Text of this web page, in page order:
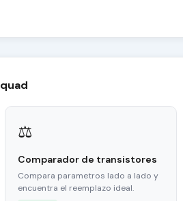
⚖
Comparador de transistores
Compara parametros lado a lado y
encuentra el reemplazo ideal.